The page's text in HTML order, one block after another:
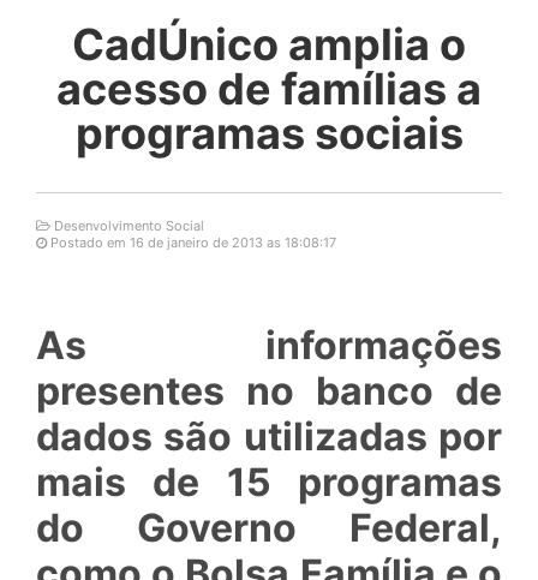
CadÚnico amplia o
acesso de famílias a
programas sociais
Desenvolvimento Social
Postado em 16 de janeiro de 2013 as 18:08:17
As informações
presentes no banco de
dados são utilizadas por
mais de 15 programas
do Governo Federal,